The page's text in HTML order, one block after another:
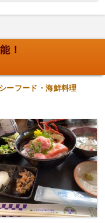
！
シーフード・海鮮料理